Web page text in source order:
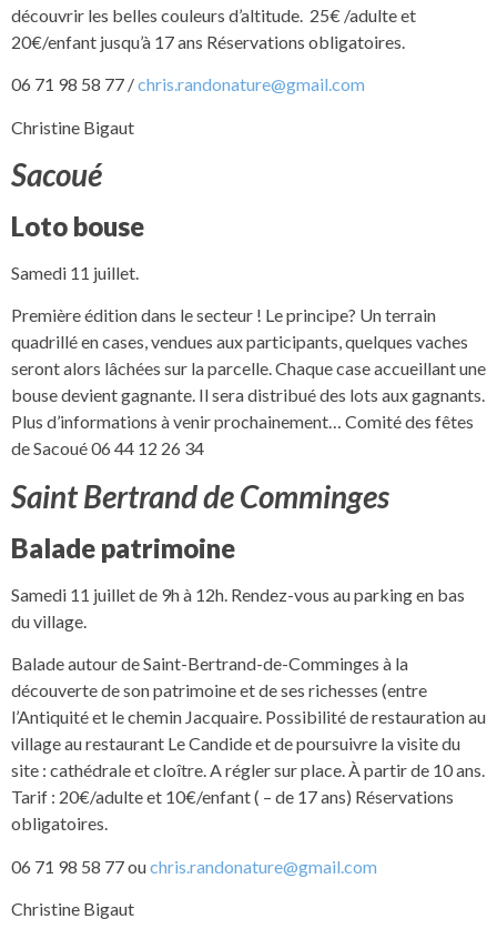
découvrir les belles couleurs d’altitude. 25€ /adulte et
20€/enfant jusqu’à 17 ans Réservations obligatoires.
06 71 98 58 77 /chris.randonature@gmail.com
Christine Bigaut
Sacoué
Loto bouse
Samedi 11 juillet.
Première édition dans le secteur ! Le principe? Un terrain
quadrillé en cases, vendues aux participants, quelques vaches
seront alors lâchées sur la parcelle. Chaque case accueillant une
bouse devient gagnante. Il sera distribué des lots aux gagnants.
Plus d’informations à venir prochainement… Comité des fêtes
de Sacoué 06 44 12 26 34
Saint Bertrand de Comminges
Balade patrimoine
Samedi 11 juillet de 9h à 12h. Rendez-vous au parking en bas
du village.
Balade autour de Saint-Bertrand-de-Comminges à la
découverte de son patrimoine et de ses richesses (entre
l’Antiquité et le chemin Jacquaire. Possibilité de restauration au
village au restaurant Le Candide et de poursuivre la visite du
site : cathédrale et cloître. A régler sur place. À partir de 10 ans.
Tarif : 20€/adulte et 10€/enfant ( – de 17 ans) Réservations
obligatoires.
06 71 98 58 77 ouchris.randonature@gmail.com
Christine Bigaut